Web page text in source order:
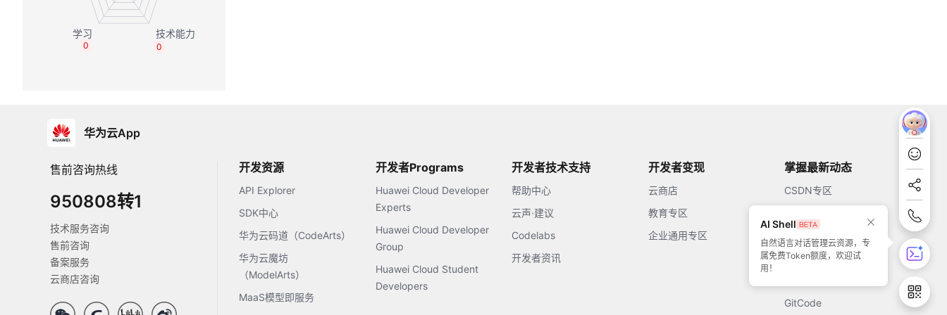
0
0
华为云App
售前咨询热线
950808转1
技术服务咨询
售前咨询
备案服务
云商店咨询
开发资源
API Explorer
SDK中心
华为云码道（CodeArts）
华为云魔坊
（ModelArts）
MaaS模型即服务
开发者Programs
Huawei Cloud Developer
Experts
Huawei Cloud Developer
Group
Huawei Cloud Student
Developers
开发者技术支持
帮助中心
云声·建议
Codelabs
开发者资讯
开发者变现
云商店
教育专区
企业通用专区
掌握最新动态
CSDN专区
51CTO
GitCode
AI Shell
自然语言对话管理云资源，专
属免费Token额度，欢迎试
用！